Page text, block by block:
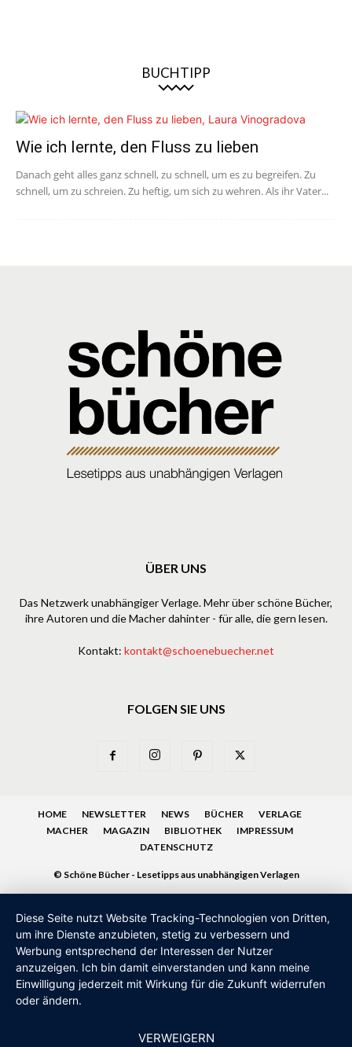
BUCHTIPP
Wie ich lernte, den Fluss zu lieben
Danach geht alles ganz schnell, zu schnell, um es zu begreifen. Zu
schnell, um zu schreien. Zu heftig, um sich zu wehren. Als ihr Vater...
ÜBER UNS
Das Netzwerk unabhängiger Verlage. Mehr über schöne Bücher,
ihre Autoren und die Macher dahinter - für alle, die gern lesen.
Kontakt: kontakt@schoenebuecher.net
FOLGEN SIE UNS
HOME NEWSLETTER NEWS BÜCHER
VERLAGE
MACHER
MAGAZIN BIBLIOTHEK
IMPRESSUM
DATENSCHUTZ
© Schöne Bücher - Lesetipps aus unabhängigen Verlagen
Diese Seite nutzt Website Tracking-Technologien von Dritten,
um ihre Dienste anzubieten, stetig zu verbessern und
Werbung entsprechend der Interessen der Nutzer
anzuzeigen. Ich bin damit einverstanden und kann meine
Einwilligung jederzeit mit Wirkung für die Zukunft widerrufen
oder ändern.
VERWEIGERN